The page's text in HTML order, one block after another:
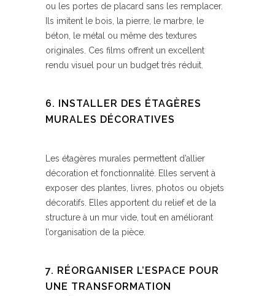
ou les portes de placard sans les remplacer.
Ils imitent le bois, la pierre, le marbre, le
béton, le métal ou même des textures
originales. Ces films offrent un excellent
rendu visuel pour un budget très réduit.
6. INSTALLER DES ÉTAGÈRES
MURALES DÉCORATIVES
Les étagères murales permettent d’allier
décoration et fonctionnalité. Elles servent à
exposer des plantes, livres, photos ou objets
décoratifs. Elles apportent du relief et de la
structure à un mur vide, tout en améliorant
l’organisation de la pièce.
7. RÉORGANISER L’ESPACE POUR
UNE TRANSFORMATION